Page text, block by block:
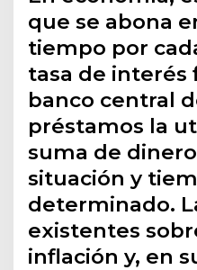
que se abona
tiempo por
tasa de interés
banco central
préstamos la
suma de
situación y
determinado.
existentes
inflación y, en